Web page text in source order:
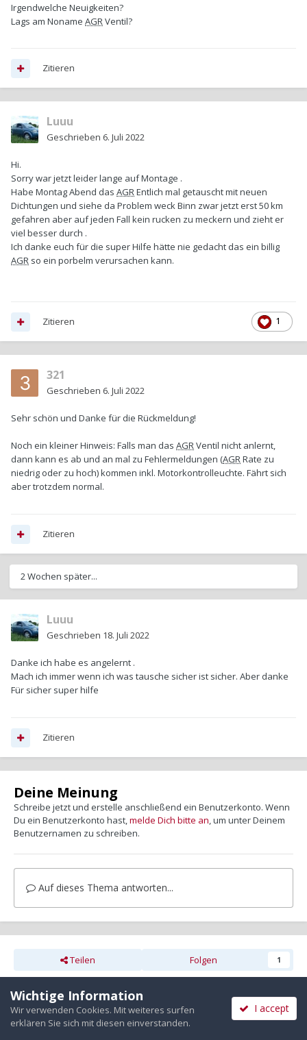
Irgendwelche Neuigkeiten?
Lags am Noname AGRVentil?
Zitieren
Luuu
Geschrieben 6. Juli 2022
Hi.
Sorry war jetzt leider lange auf Montage .
Habe Montag Abend das AGREntlich mal getauscht mit neuen
Dichtungen und siehe da Problem weck Binn zwar jetzt erst 50 km
gefahren aber auf jeden Fall kein rucken zu meckern und zieht er
viel besser durch .
Ich danke euch für die super Hilfe hätte nie gedacht das ein billig
AGR so ein porbelm verursachen kann.
1
Zitieren
321
Geschrieben 6. Juli 2022
Sehr schön und Danke für die Rückmeldung!
Noch ein kleiner Hinweis: Falls man das AGRVentil nicht anlernt,
dann kann es ab und an mal zu Fehlermeldungen (AGRRate zu
niedrig oder zu hoch) kommen inkl. Motorkontrolleuchte. Fährt sich
aber trotzdem normal.
Zitieren
2 Wochen später...
Luuu
Geschrieben 18. Juli 2022
Danke ich habe es angelernt .
Mach ich immer wenn ich was tausche sicher ist sicher. Aber danke
Für sicher super hilfe
Zitieren
Deine Meinung
Schreibe jetzt und erstelle anschließend ein Benutzerkonto. Wenn
Du ein Benutzerkonto hast,melde Dich bitte an, um unter Deinem
Benutzernamen zu schreiben.
Auf dieses Thema antworten...
Teilen Folgen 1
Zur Themenübersicht
Wichtige Information
Wir verwenden Cookies. Mit weiteres surfen
erklären Sie sich mit diesen einverstanden.
I accept